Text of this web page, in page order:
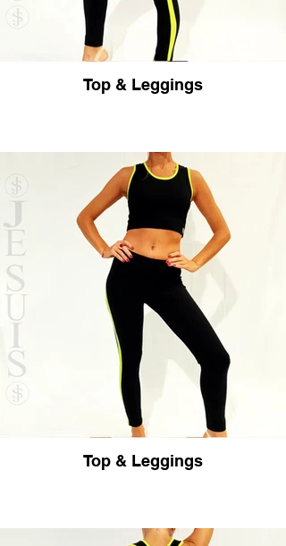
Top & Leggings
Top & Leggings